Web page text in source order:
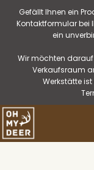
Gefällt Ihnen ein
Kontaktformular bei
ein
Wir möchten darauf
Verkaufsraum
Werkstätte